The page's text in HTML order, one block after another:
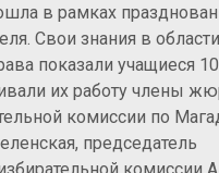
в рамках
Свои знания в области
показали учащиеся
их работу члены
комиссии по
председатель
комиссии